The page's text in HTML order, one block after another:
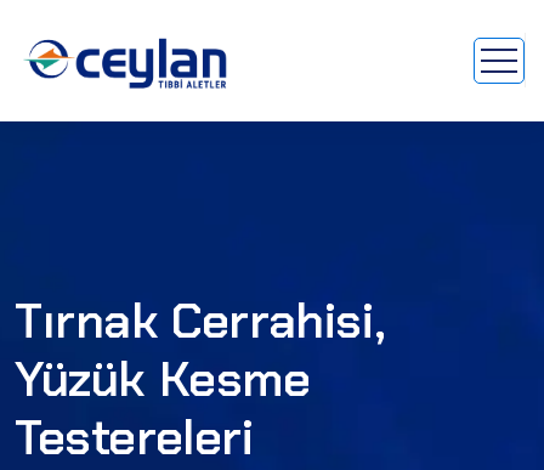
Tırnak Cerrahisi,
Yüzük Kesme
Testereleri